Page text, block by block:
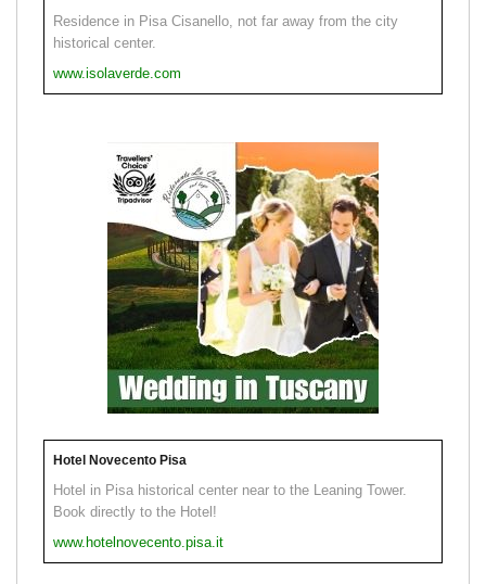
Residence in Pisa Cisanello, not far away from the city
historical center.
www.isolaverde.com
Hotel Novecento Pisa
Hotel in Pisa historical center near to the Leaning Tower.
Book directly to the Hotel!
www.hotelnovecento.pisa.it